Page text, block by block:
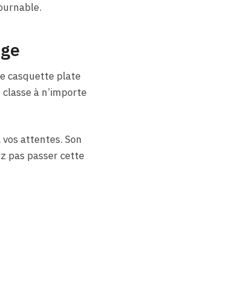
casquette plate
à n’importe
attentes. Son
pas passer cette